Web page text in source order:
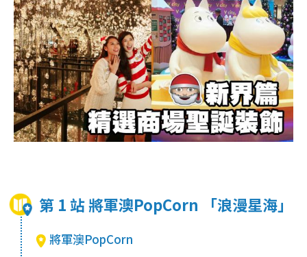
第 1 站 將軍澳PopCorn 「浪漫星海」
將軍澳PopCorn